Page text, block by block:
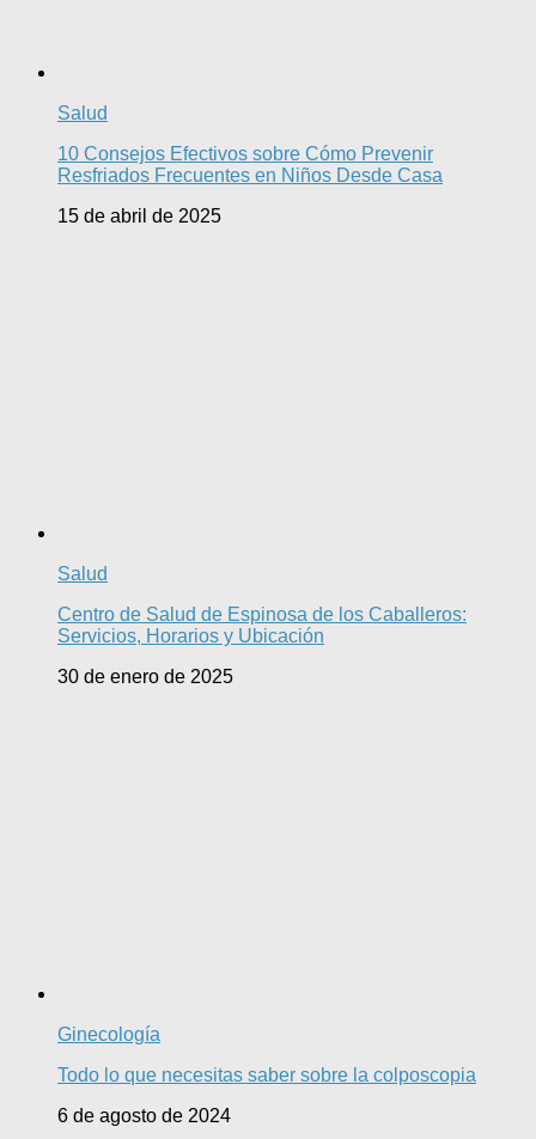
Salud
10 Consejos Efectivos sobre Cómo Prevenir
Resfriados Frecuentes en Niños Desde Casa
15 de abril de 2025
Salud
Centro de Salud de Espinosa de los Caballeros:
Servicios, Horarios y Ubicación
30 de enero de 2025
Ginecología
Todo lo que necesitas saber sobre la colposcopia
6 de agosto de 2024